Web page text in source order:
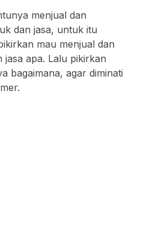
menjual dan
dan jasa, untuk itu
mau menjual dan
apa. Lalu pikirkan
bagaimana, agar diminati